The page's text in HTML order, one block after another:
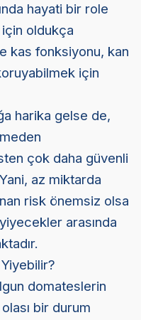
hayati bir role
oldukça
kas fonksiyonu, kan
için
harika gelse de,
çok daha güvenli
az miktarda
risk önemsiz olsa
arasında
domateslerin
bir durum